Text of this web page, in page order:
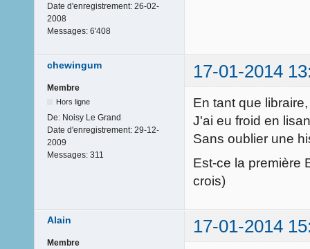
Date d'enregistrement: 26-02-
2008
Messages: 6'408
chewingum 17-01-2014
Membre
Hors ligne
De: Noisy Le Grand
Date d'enregistrement: 29-12-
2009
Messages: 311
En tant que
J'ai eu froid en
Sans oublier une
Est-ce la première
crois)
Alain 17-01-2014
Membre